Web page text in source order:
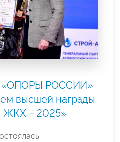
«ОПОРЫ РОССИИ»
высшей награды
ЖКХ – 2025»